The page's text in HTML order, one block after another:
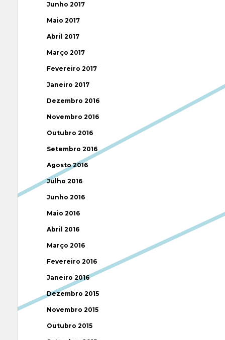
Junho 2017
Maio 2017
Abril 2017
Março 2017
Fevereiro 2017
Janeiro 2017
Dezembro 2016
Novembro 2016
Outubro 2016
Setembro 2016
Agosto 2016
Julho 2016
Junho 2016
Maio 2016
Abril 2016
Março 2016
Fevereiro 2016
Janeiro 2016
Dezembro 2015
Novembro 2015
Outubro 2015